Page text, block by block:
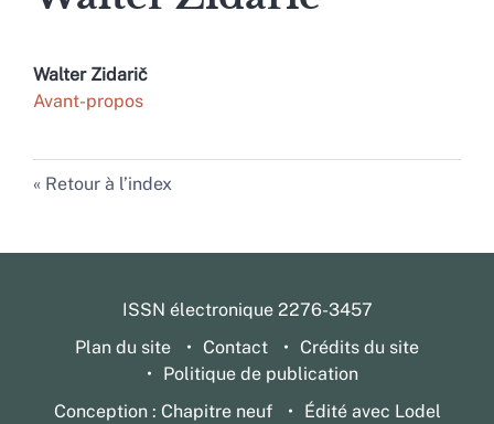
Walter Zidarič
Avant-propos
Retour à l’index
ISSN électronique 2276-3457
Plan du site
Contact
Crédits du site
Politique de publication
Conception : Chapitre neuf
Édité avec Lodel